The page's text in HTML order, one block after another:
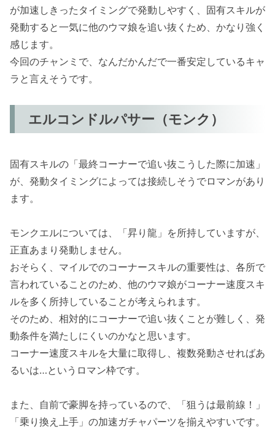
が加速しきったタイミングで発動しやすく、固有スキルが
発動すると一気に他のウマ娘を追い抜くため、かなり強く
感じます。
今回のチャンミで、なんだかんだで一番安定しているキャ
ラと言えそうです。
エルコンドルパサー（モンク）
固有スキルの「最終コーナーで追い抜こうした際に加速」
が、発動タイミングによっては接続しそうでロマンがあり
ます。
モンクエルについては、「昇り龍」を所持していますが、
正直あまり発動しません。
おそらく、マイルでのコーナースキルの重要性は、各所で
言われていることのため、他のウマ娘がコーナー速度スキ
ルを多く所持していることが考えられます。
そのため、相対的にコーナーで追い抜くことが難しく、発
動条件を満たしにくいのかなと思います。
コーナー速度スキルを大量に取得し、複数発動させればあ
るいは…というロマン枠です。
また、自前で豪脚を持っているので、「狙うは最前線！」
「乗り換え上手」の加速ガチャパーツを揃えやすいです。